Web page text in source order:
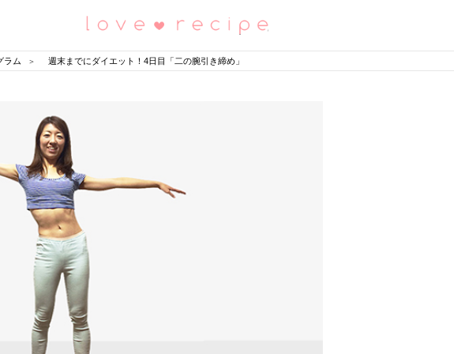
恋愛レシピ
ラム 週末までにダイエット！4日目「二の腕引き締め」